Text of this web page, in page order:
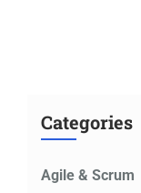
Categories
Agile & Scrum